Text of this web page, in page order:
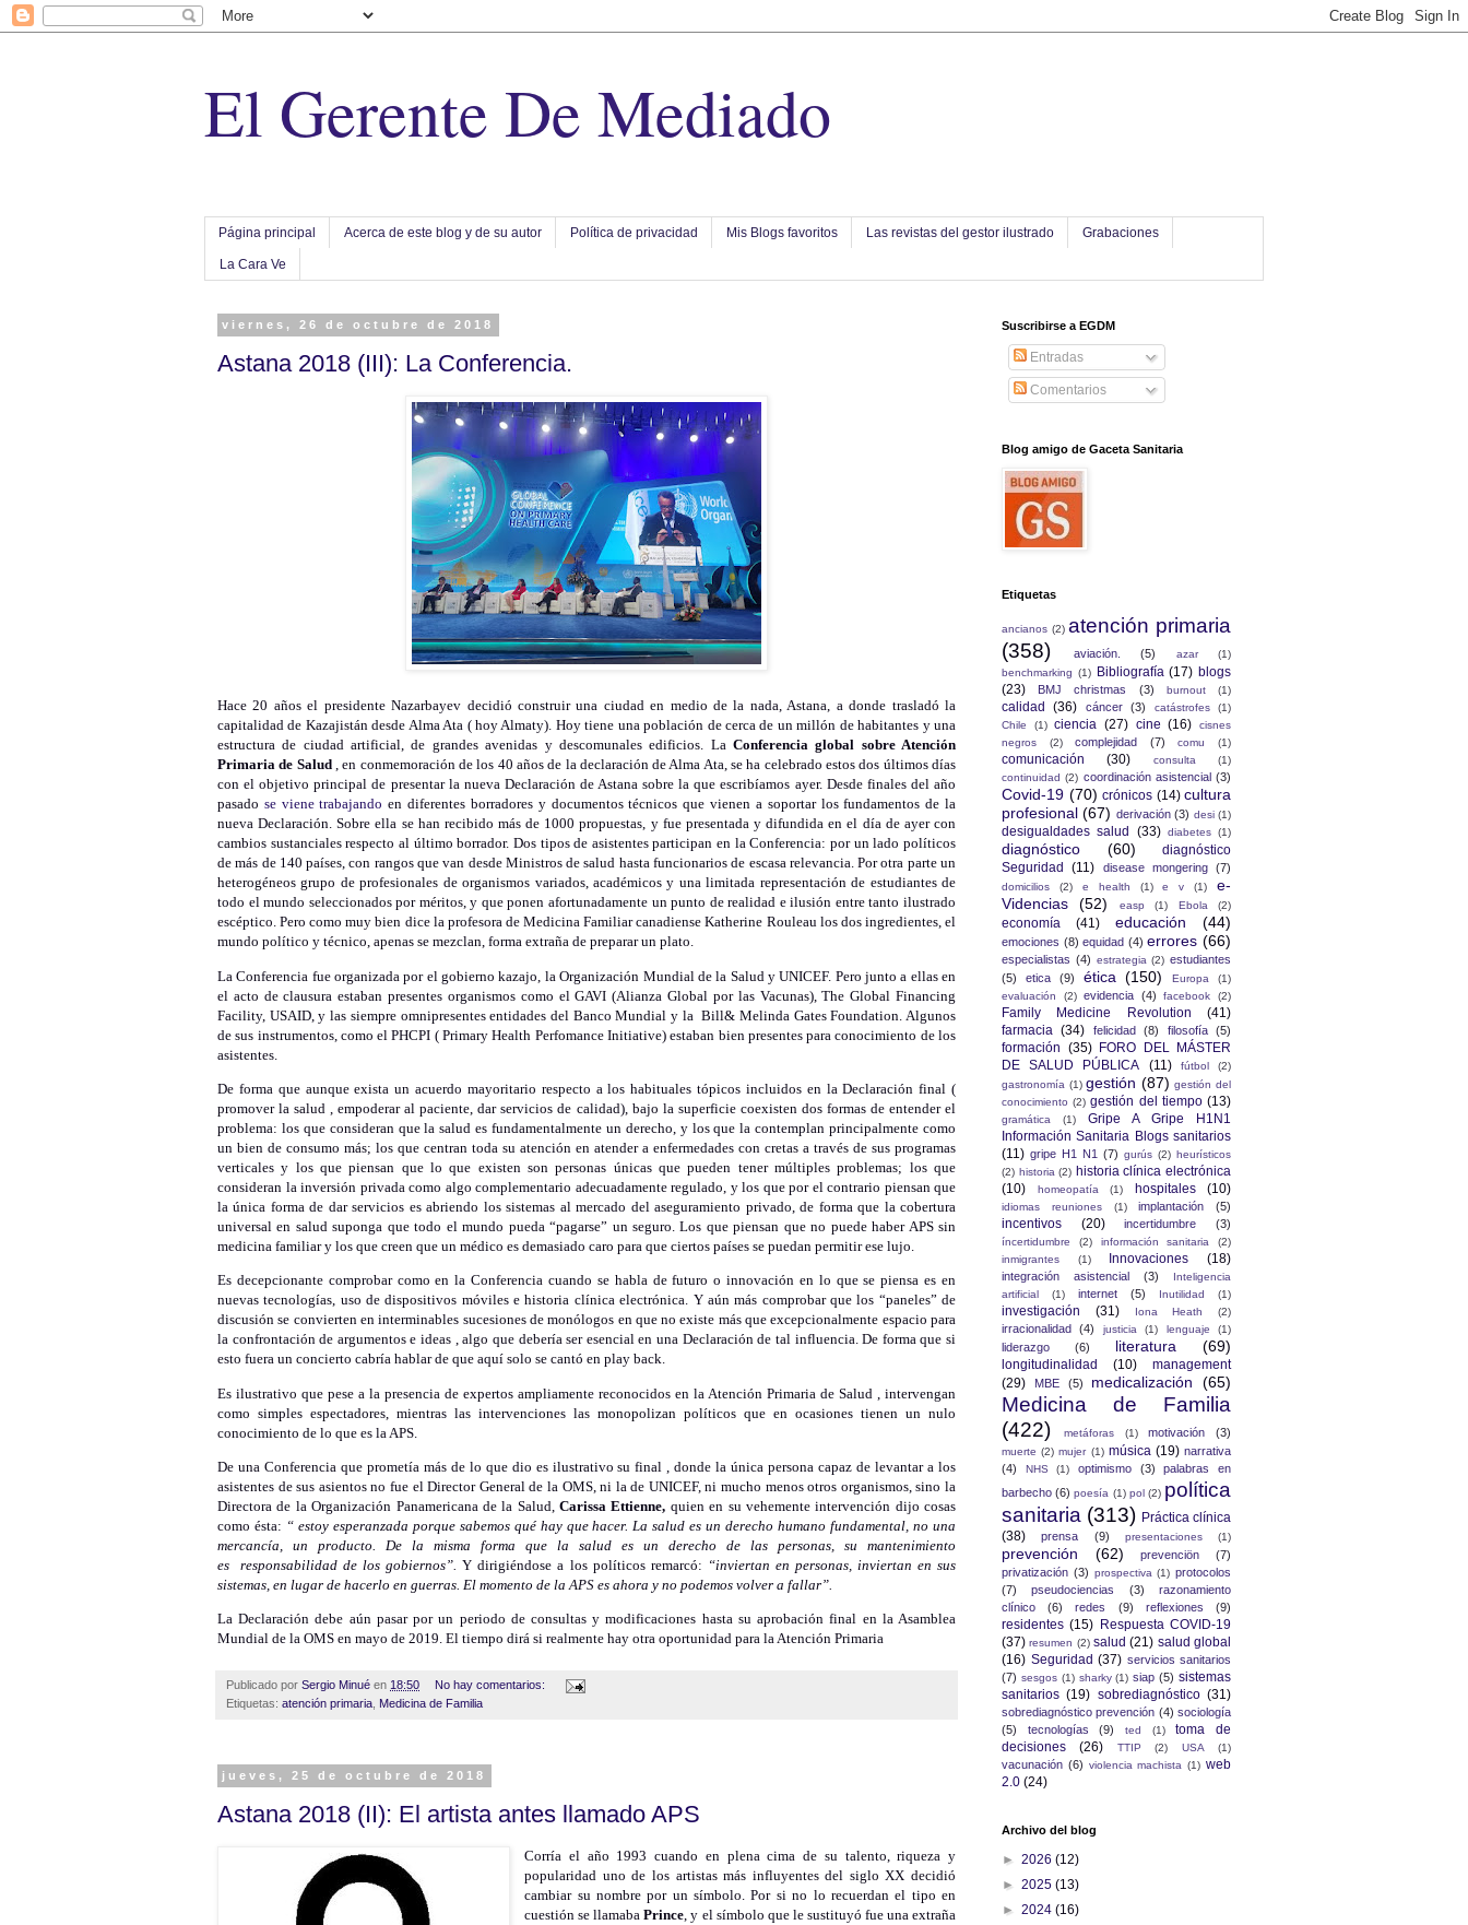
El Gerente De Mediado
Página principal Acerca de este blog y de su autor Política de privacidad Mis Blogs favoritos Las revistas del gestor ilustrado Grabaciones
La Cara Ve
viernes, 26 de octubre de 2018
Astana 2018 (III): La Conferencia.
Hace 20 años el presidente Nazarbayev decidió construir una ciudad en medio de la nada, Astana, a donde trasladó la
capitalidad de Kazajistán desde Alma Ata ( hoy Almaty). Hoy tiene una población de cerca de un millón de habitantes y una
estructura de ciudad artificial, de grandes avenidas y descomunales edificios. La Conferencia global sobre Atención
Primaria de Salud , en conmemoración de los 40 años de la declaración de Alma Ata, se ha celebrado estos dos últimos días
con el objetivo principal de presentar la nueva Declaración de Astana sobre la que escribíamos ayer. Desde finales del año
pasado se viene trabajando en diferentes borradores y documentos técnicos que vienen a soportar los fundamentos de la
nueva Declaración. Sobre ella se han recibido más de 1000 propuestas, y fue presentada y difundida en el día de ayer con
cambios sustanciales respecto al último borrador. Dos tipos de asistentes participan en la Conferencia: por un lado políticos
de más de 140 países, con rangos que van desde Ministros de salud hasta funcionarios de escasa relevancia. Por otra parte un
heterogéneos grupo de profesionales de organismos variados, académicos y una limitada representación de estudiantes de
todo el mundo seleccionados por méritos, y que ponen afortunadamente un punto de realidad e ilusión entre tanto ilustrado
escéptico. Pero como muy bien dice la profesora de Medicina Familiar canadiense Katherine Rouleau los dos ingredientes, el
mundo político y técnico, apenas se mezclan, forma extraña de preparar un plato.
La Conferencia fue organizada por el gobierno kazajo, la Organización Mundial de la Salud y UNICEF. Pero junto a ellas en
el acto de clausura estaban presentes organismos como el GAVI (Alianza Global por las Vacunas), The Global Financing
Facility, USAID, y las siempre omnipresentes entidades del Banco Mundial y la Bill& Melinda Gates Foundation. Algunos
de sus instrumentos, como el PHCPI ( Primary Health Perfomance Initiative) estaban bien presentes para conocimiento de los
asistentes.
De forma que aunque exista un acuerdo mayoritario respecto a los habituales tópicos incluidos en la Declaración final (
promover la salud , empoderar al paciente, dar servicios de calidad), bajo la superficie coexisten dos formas de entender el
problema: los que consideran que la salud es fundamentalmente un derecho, y los que la contemplan principalmente como
un bien de consumo más; los que centran toda su atención en atender a enfermedades con cretas a través de sus programas
verticales y los que piensan que lo que existen son personas únicas que pueden tener múltiples problemas; los que
consideran la inversión privada como algo complementario adecuadamente regulado, y los que por el contrario piensan que
la única forma de dar servicios es abriendo los sistemas al mercado del aseguramiento privado, de forma que la cobertura
universal en salud suponga que todo el mundo pueda “pagarse” un seguro. Los que piensan que no puede haber APS sin
medicina familiar y los que creen que un médico es demasiado caro para que ciertos países se puedan permitir ese lujo.
Es decepcionante comprobar como en la Conferencia cuando se habla de futuro o innovación en lo que se piensa es en
nuevas tecnologías, uso de dispositivos móviles e historia clínica electrónica. Y aún más comprobar que los “paneles” de
discusión se convierten en interminables sucesiones de monólogos en que no existe más que excepcionalmente espacio para
la confrontación de argumentos e ideas , algo que debería ser esencial en una Declaración de tal influencia. De forma que si
esto fuera un concierto cabría hablar de que aquí solo se cantó en play back.
Es ilustrativo que pese a la presencia de expertos ampliamente reconocidos en la Atención Primaria de Salud , intervengan
como simples espectadores, mientras las intervenciones las monopolizan políticos que en ocasiones tienen un nulo
conocimiento de lo que es la APS.
De una Conferencia que prometía más de lo que dio es ilustrativo su final , donde la única persona capaz de levantar a los
asistentes de sus asientos no fue el Director General de la OMS, ni la de UNICEF, ni mucho menos otros organismos, sino la
Directora de la Organización Panamericana de la Salud, Carissa Ettienne, quien en su vehemente intervención dijo cosas
como ésta: “ estoy esperanzada porque sabemos qué hay que hacer. La salud es un derecho humano fundamental, no una
mercancía, un producto. De la misma forma que la salud es un derecho de las personas, su mantenimiento
es responsabilidad de los gobiernos”.Y dirigiéndose a los políticos remarcó: “inviertan en personas, inviertan en sus
sistemas, en lugar de hacerlo en guerras. El momento de la APS es ahora y no podemos volver a fallar”.
La Declaración debe aún pasar por un periodo de consultas y modificaciones hasta su aprobación final en la Asamblea
Mundial de la OMS en mayo de 2019. El tiempo dirá si realmente hay otra oportunidad para la Atención Primaria
Publicado por Sergio Minué en 18:50
No hay comentarios:
Etiquetas: atención primaria, Medicina de Familia
jueves, 25 de octubre de 2018
Astana 2018 (II): El artista antes llamado APS
Corría el año 1993 cuando en plena cima de su talento, riqueza y
popularidad uno de los artistas más influyentes del siglo XX decidió
cambiar su nombre por un símbolo. Por si no lo recuerdan el tipo en
cuestión se llamabaPrince, y el símbolo que le sustituyó fue una extraña
Suscribirse a EGDM
Entradas
Comentarios
Blog amigo de Gaceta Sanitaria
Etiquetas
ancianos (2) atención primaria
(358)
aviación. (5) azar
(1)
benchmarking (1) Bibliografía (17) blogs
(23)
BMJ christmas (3) burnout (1)
calidad (36) cáncer (3) catástrofes
(1)
Chile
(1) ciencia (27) cine (16)
cisnes
negros
(2) complejidad (7) comu (1)
comunicación (30) consulta
(1)
continuidad (2) coordinación asistencial (3)
Covid-19 (70) crónicos (14) cultura
profesional (67) derivación (3) desi (1)
desigualdades salud (33) diabetes (1)
diagnóstico (60)
diagnóstico
Seguridad (11) disease mongering (7)
domicilios (2) e health (1) e v (1)
e-
Videncias
(52) easp (1) Ebola (2)
economía (41) educación (44)
emociones (8) equidad (4) errores (66)
especialistas (4) estrategia (2) estudiantes
(5)
etica (9) ética (150) Europa
(1)
evaluación
(2) evidencia (4) facebook (2)
Family Medicine Revolution
(41)
farmacia
(34) felicidad (8) filosofía (5)
formación (35) FORO DEL MÁSTER
DE SALUD PÚBLICA
(11) fútbol
(2)
gastronomía (1) gestión (87) gestión del
conocimiento (2) gestión del tiempo (13)
gramática (1)
Gripe A Gripe H1N1
Información Sanitaria Blogs sanitarios
(11) gripe H1 N1 (7) gurús (2) heurísticos
(2) historia (2) historia clínica electrónica
(10)
homeopatía (1) hospitales (10)
idiomas reuniones (1) implantación (5)
incentivos (20) incertidumbre (3)
íncertidumbre (2) información sanitaria
(2)
inmigrantes
(1) Innovaciones (18)
integración asistencial (3)
Inteligencia
artificial
(1) internet (5) Inutilidad (1)
investigación (31) Iona Heath (2)
irracionalidad (4) justicia (1) lenguaje (1)
liderazgo (6) literatura (69)
longitudinalidad (10)
management
(29)
MBE (5) medicalización (65)
Medicina de Familia
(422)
metáforas (1) motivación (3)
muerte (2) mujer (1) música (19) narrativa
(4)
NHS (1) optimismo (3)
palabras en
barbecho (6) poesía (1) pol (2) política
sanitaria (313) Práctica clínica
(38)
prensa (9) presentaciones (1)
prevención (62) prevenciön
(7)
privatización (3) prospectiva (1) protocolos
(7)
pseudociencias (3)
razonamiento
clínico
(6) redes (9) reflexiones (9)
residentes (15) Respuesta COVID-19
(37) resumen (2) salud (21) salud global
(16) Seguridad (37) servicios sanitarios
(7) sesgos (1) sharky (1) siap (5) sistemas
sanitarios (19) sobrediagnóstico (31)
sobrediagnóstico prevención (4) sociología
(5)
tecnologías (9) ted (1)
toma de
decisiones
(26) TTIP (2) USA (1)
vacunación (6) violencia machista (1) web
2.0 (24)
Archivo del blog
► 2026 (12)
► 2025 (13)
► 2024 (16)